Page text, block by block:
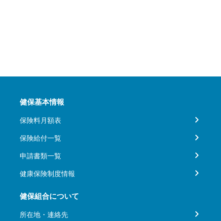
健保基本情報
保険料月額表
保険給付一覧
申請書類一覧
健康保険制度情報
健保組合について
所在地・連絡先